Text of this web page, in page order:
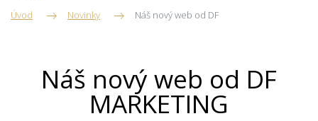
Úvod Novinky Náš nový web od DF
Náš nový web od DF
MARKETING